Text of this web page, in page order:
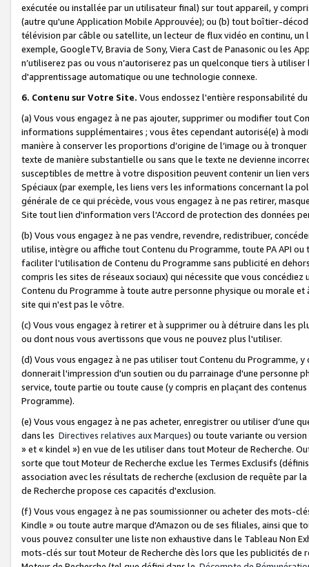
exécutée ou installée par un utilisateur final) sur tout appareil, y
(autre qu'une Application Mobile Approuvée); ou (b) tout boîtier-
télévision par câble ou satellite, un lecteur de flux vidéo en continu,
exemple, GoogleTV, Bravia de Sony, Viera Cast de Panasonic ou les
n’utiliserez pas ou vous n’autoriserez pas un quelconque tiers à
d'apprentissage automatique ou une technologie connexe.
6. Contenu sur Votre Site. Vous endossez l'entière responsabilité
(a) Vous vous engagez à ne pas ajouter, supprimer ou modifier tout
informations supplémentaires ; vous êtes cependant autorisé(e) à
manière à conserver les proportions d’origine de l’image ou à
texte de manière substantielle ou sans que le texte ne devienne
susceptibles de mettre à votre disposition peuvent contenir un lien
Spéciaux (par exemple, les liens vers les informations concernant la
générale de ce qui précède, vous vous engagez à ne pas retirer,
Site tout lien d'information vers l'Accord de protection des données
(b) Vous vous engagez à ne pas vendre, revendre, redistribuer,
utilise, intègre ou affiche tout Contenu du Programme, toute PA API
faciliter l'utilisation de Contenu du Programme sans publicité en
compris les sites de réseaux sociaux) qui nécessite que vous
Contenu du Programme à toute autre personne physique ou morale
site qui n'est pas le vôtre.
(c) Vous vous engagez à retirer et à supprimer ou à détruire dans les
ou dont nous vous avertissons que vous ne pouvez plus l'utiliser.
(d) Vous vous engagez à ne pas utiliser tout Contenu du Programme,
donnerait l'impression d'un soutien ou du parrainage d'une personne
service, toute partie ou toute cause (y compris en plaçant des
Programme).
(e) Vous vous engagez à ne pas acheter, enregistrer ou utiliser d’une
dans les Directives relatives aux Marques) ou toute variante ou
» et « kindel ») en vue de les utiliser dans tout Moteur de Recherche.
sorte que tout Moteur de Recherche exclue les Termes Exclusifs
association avec les résultats de recherche (exclusion de requête
de Recherche propose ces capacités d'exclusion.
(f) Vous vous engagez à ne pas soumissionner ou acheter des mots-
Kindle » ou toute autre marque d'Amazon ou de ses filiales, ainsi que
vous pouvez consulter une liste non exhaustive dans le Tableau Non
mots-clés sur tout Moteur de Recherche dès lors que les publicités de